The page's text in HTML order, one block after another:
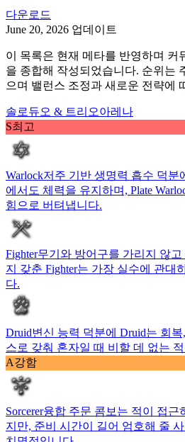
다운로드
June 20, 2026 업데이트
이 목록은 현재 메타를 반영하며 커
을 종합해 작성되었습니다. 순위는
으며 밸런스 조정과 새로운 전략에
솔로듀오 & 트리오아레나
S최고
Warlock저주 기반 생명력 흡수 덕분
에서도 체력을 유지하며, Plate
힘으로 버텨냅니다.
Fighter무기와 방어구를 가리지 않고
지 갖춘 Fighter는 가장 실수에 관대
다.
Druid변신 능력 덕분에 Druid는 회
스로 갖춰 혼자일 때 비할 데 없는
A강함
Sorcerer융합 주문 콤보는 적이 접근
지만, 준비 시간이 길어 엄호해 줄